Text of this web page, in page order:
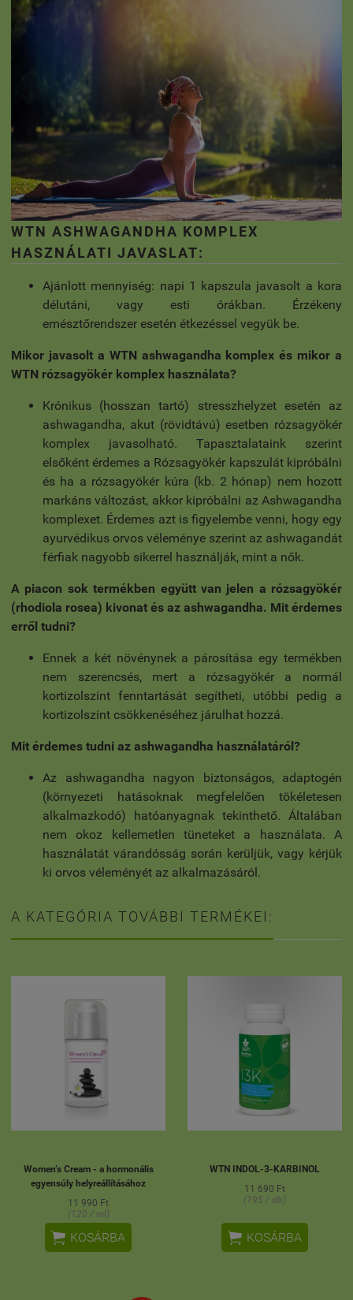
WTN ASHWAGANDHA KOMPLEX
HASZNÁLATI JAVASLAT:
Ajánlott mennyiség: napi 1 kapszula javasolt a kora
délutáni, vagy esti órákban. Érzékeny
emésztőrendszer esetén étkezéssel vegyük be.
Mikor javasolt a WTN ashwagandha komplex és mikor a
WTN rózsagyökér komplex használata?
Krónikus (hosszan tartó) stresszhelyzet esetén az
ashwagandha, akut (rövidtávú) esetben rózsagyökér
komplex javasolható. Tapasztalataink szerint
elsőként érdemes a Rózsagyökér kapszulát kipróbálni
és ha a rózsagyökér kúra (kb. 2 hónap) nem hozott
markáns változást, akkor kipróbálni az Ashwagandha
komplexet. Érdemes azt is figyelembe venni, hogy egy
ayurvédikus orvos véleménye szerint az ashwagandát
férfiak nagyobb sikerrel használják, mint a nők.
A piacon sok termékben együtt van jelen a rózsagyökér
(rhodiola rosea) kivonat és az ashwagandha. Mit érdemes
erről tudni?
Ennek a két növénynek a párosítása egy termékben
nem szerencsés, mert a rózsagyökér a normál
kortizolszint fenntartását segítheti, utóbbi pedig a
kortizolszint csökkenéséhez járulhat hozzá.
Mit érdemes tudni az ashwagandha használatáról?
Az ashwagandha nagyon biztonságos, adaptogén
(környezeti hatásoknak megfelelően tökéletesen
alkalmazkodó) hatóanyagnak tekinthető. Általában
nem okoz kellemetlen tüneteket a használata. A
használatát várandósság során kerüljük, vagy kérjük
ki orvos véleményét az alkalmazásáról.
A KATEGÓRIA TOVÁBBI TERMÉKEI:
Women’s Cream - a hormonális
egyensúly helyreállításához
11 990 Ft
(120 / ml)
 KOSÁRBA
WTN INDOL-3-KARBINOL
11 690 Ft
(195 / db)
 KOSÁRBA